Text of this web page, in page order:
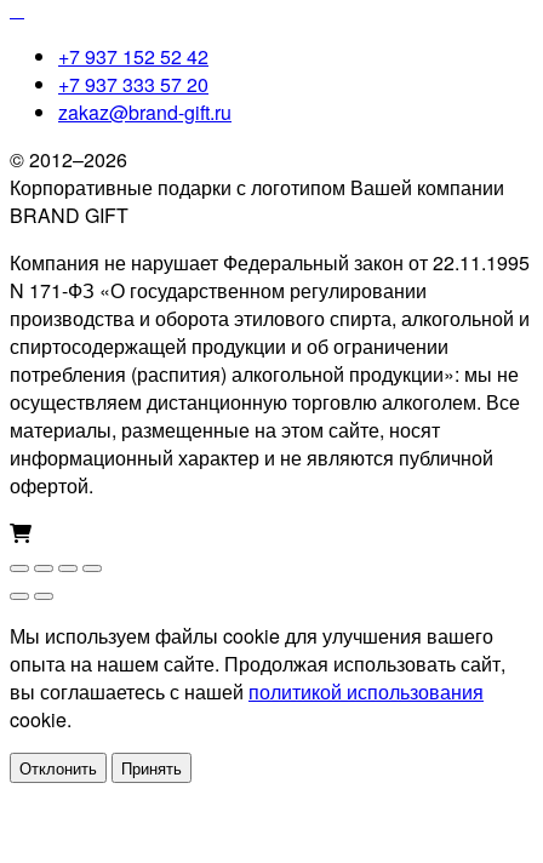
+7 937 152 52 42
+7 937 333 57 20
zakaz@brand-gift.ru
© 2012–2026
Корпоративные подарки с логотипом Вашей компании
BRAND GIFT
Компания не нарушает Федеральный закон от 22.11.1995
N 171-ФЗ «О государственном регулировании
производства и оборота этилового спирта, алкогольной и
спиртосодержащей продукции и об ограничении
потребления (распития) алкогольной продукции»: мы не
осуществляем дистанционную торговлю алкоголем. Все
материалы, размещенные на этом сайте, носят
информационный характер и не являются публичной
офертой.
Мы используем файлы cookie для улучшения вашего
опыта на нашем сайте. Продолжая использовать сайт,
вы соглашаетесь с нашей политикой использования
cookie.
Отклонить Принять